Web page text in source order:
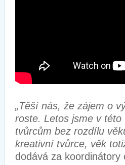
„Těší nás, že zájem o
roste. Letos jsme v
tvůrcům bez rozdílu
kreativní tvůrce, věk
dodává za koordinátory